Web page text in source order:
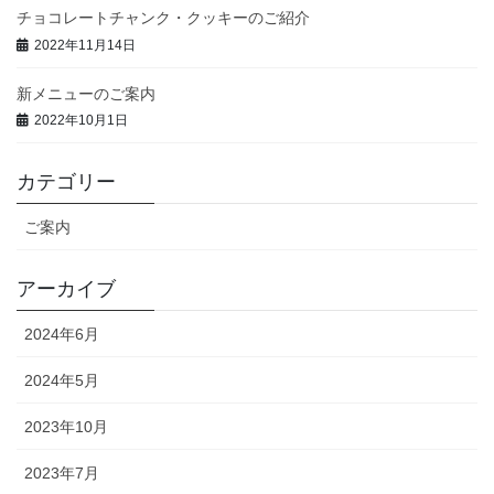
チョコレートチャンク・クッキーのご紹介
2022年11月14日
新メニューのご案内
2022年10月1日
カテゴリー
ご案内
アーカイブ
2024年6月
2024年5月
2023年10月
2023年7月